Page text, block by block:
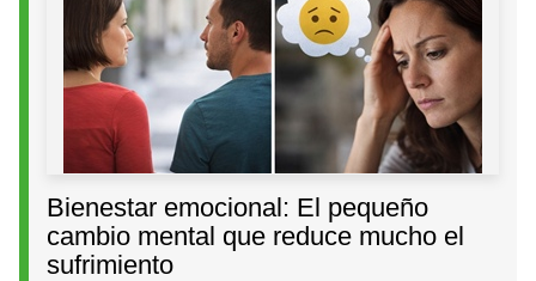
Bienestar emocional: El pequeño
cambio mental que reduce mucho el
sufrimiento